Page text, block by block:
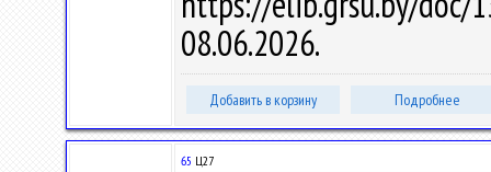
08.06.2026.
Добавить в корзину Подробнее
65 Ц27